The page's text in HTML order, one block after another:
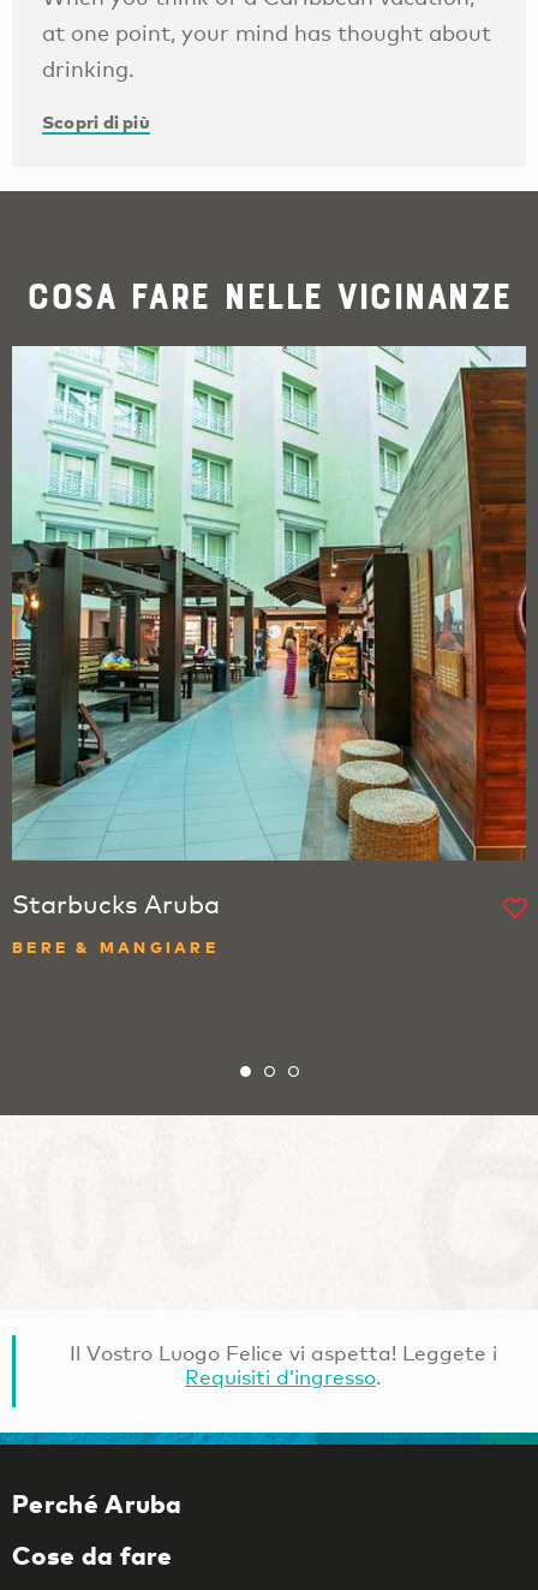
at one point, your mind has thought about
drinking.
Scopri di più
Cosa fare nelle vicinanze
Starbucks Aruba
BERE & MANGIARE
Il Vostro Luogo Felice vi aspetta! Leggete i
Requisiti d’ingresso.
Perché Aruba
Cose da fare